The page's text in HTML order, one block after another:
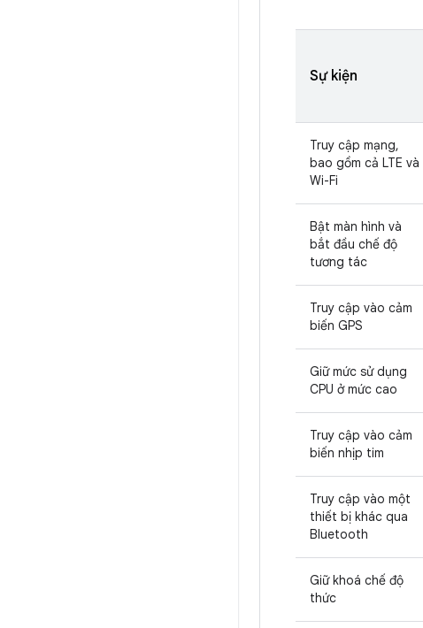
Sự kiện
Truy cập mạng,
bao gồm cả LTE và
Wi-Fi
Bật màn hình và
bắt đầu chế độ
tương tác
Truy cập vào cảm
biến GPS
Giữ mức sử dụng
CPU ở mức cao
Truy cập vào cảm
biến nhịp tim
Truy cập vào một
thiết bị khác qua
Bluetooth
Giữ khoá chế độ
thức